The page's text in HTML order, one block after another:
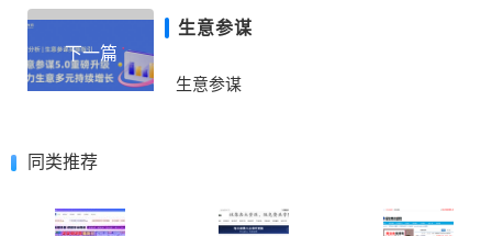
下一篇
生意参谋
生意参谋
同类推荐